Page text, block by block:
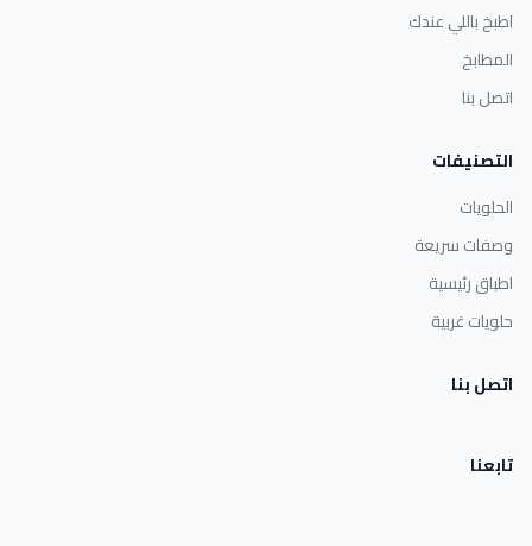
اطبخ باللي عندك
المطابخ
اتصل بنا
التصنيفات
الحلويات
وصفات سريعة
اطباق رئيسية
حلويات غربية
اتصل بنا
تابعنا